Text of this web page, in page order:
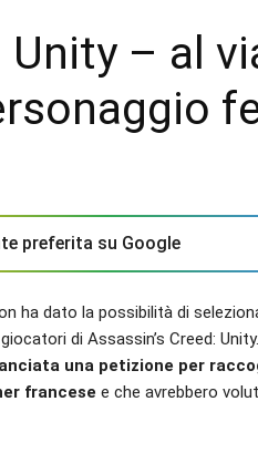
Unity – al
preferita su Google
ha dato la possibilità di
di Assassin’s Creed:
una petizione per
francese e che avrebbero